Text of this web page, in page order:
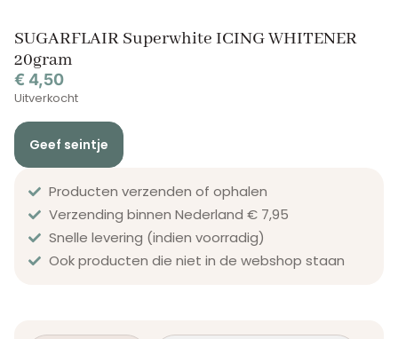
SUGARFLAIR Superwhite ICING WHITENER
20gram
€ 4,50
Uitverkocht
Geef seintje
Producten verzenden of ophalen
Verzending binnen Nederland € 7,95
Snelle levering (indien voorradig)
Ook producten die niet in de webshop staan​